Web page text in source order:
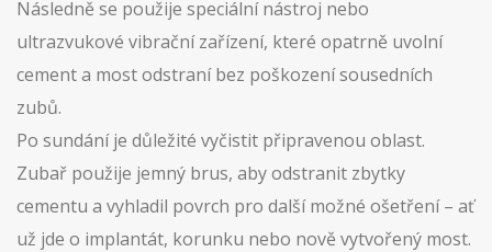
Následně se použije speciální nástroj nebo
ultrazvukové vibrační zařízení, které opatrně uvolní
cement a most odstraní bez poškození sousedních
zubů.
Po sundání je důležité vyčistit připravenou oblast.
Zubař použije jemný brus, aby odstranit zbytky
cementu a vyhladil povrch pro další možné ošetření – ať
už jde o implantát, korunku nebo nově vytvořený most.